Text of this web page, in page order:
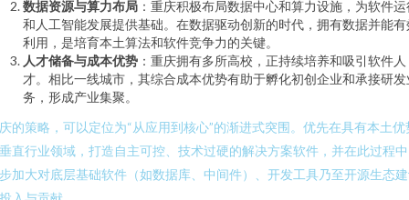
数据资源与算力布局 ：重庆积极布局数据中心和算力设施，为软件
和人工智能发展提供基础。在数据驱动创新的时代，拥有数据并能有
利用，是培育本土算法和软件竞争力的关键。
人才储备与成本优势 ：重庆拥有多所高校，正持续培养和吸引软件人
才。相比一线城市，其综合成本优势有助于孵化初创企业和承接研发
务，形成产业集聚。
的策略，可以定位为“从应用到核心”的渐进式突围。优先在具有本土优
直行业领域，打造自主可控、技术过硬的解决方案软件，并在此过程
加大对底层基础软件（如数据库、中间件）、开发工具乃至开源生态